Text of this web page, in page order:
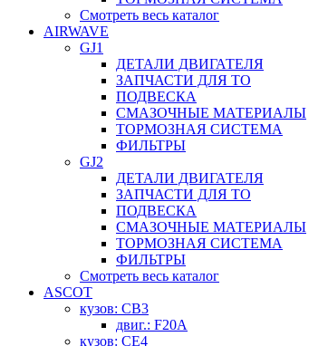
Смотреть весь каталог
AIRWAVE
GJ1
ДЕТАЛИ ДВИГАТЕЛЯ
ЗАПЧАСТИ ДЛЯ ТО
ПОДВЕСКА
СМАЗОЧНЫЕ МАТЕРИАЛЫ
ТОРМОЗНАЯ СИСТЕМА
ФИЛЬТРЫ
GJ2
ДЕТАЛИ ДВИГАТЕЛЯ
ЗАПЧАСТИ ДЛЯ ТО
ПОДВЕСКА
СМАЗОЧНЫЕ МАТЕРИАЛЫ
ТОРМОЗНАЯ СИСТЕМА
ФИЛЬТРЫ
Смотреть весь каталог
ASCOT
кузов: CB3
двиг.: F20A
кузов: CE4